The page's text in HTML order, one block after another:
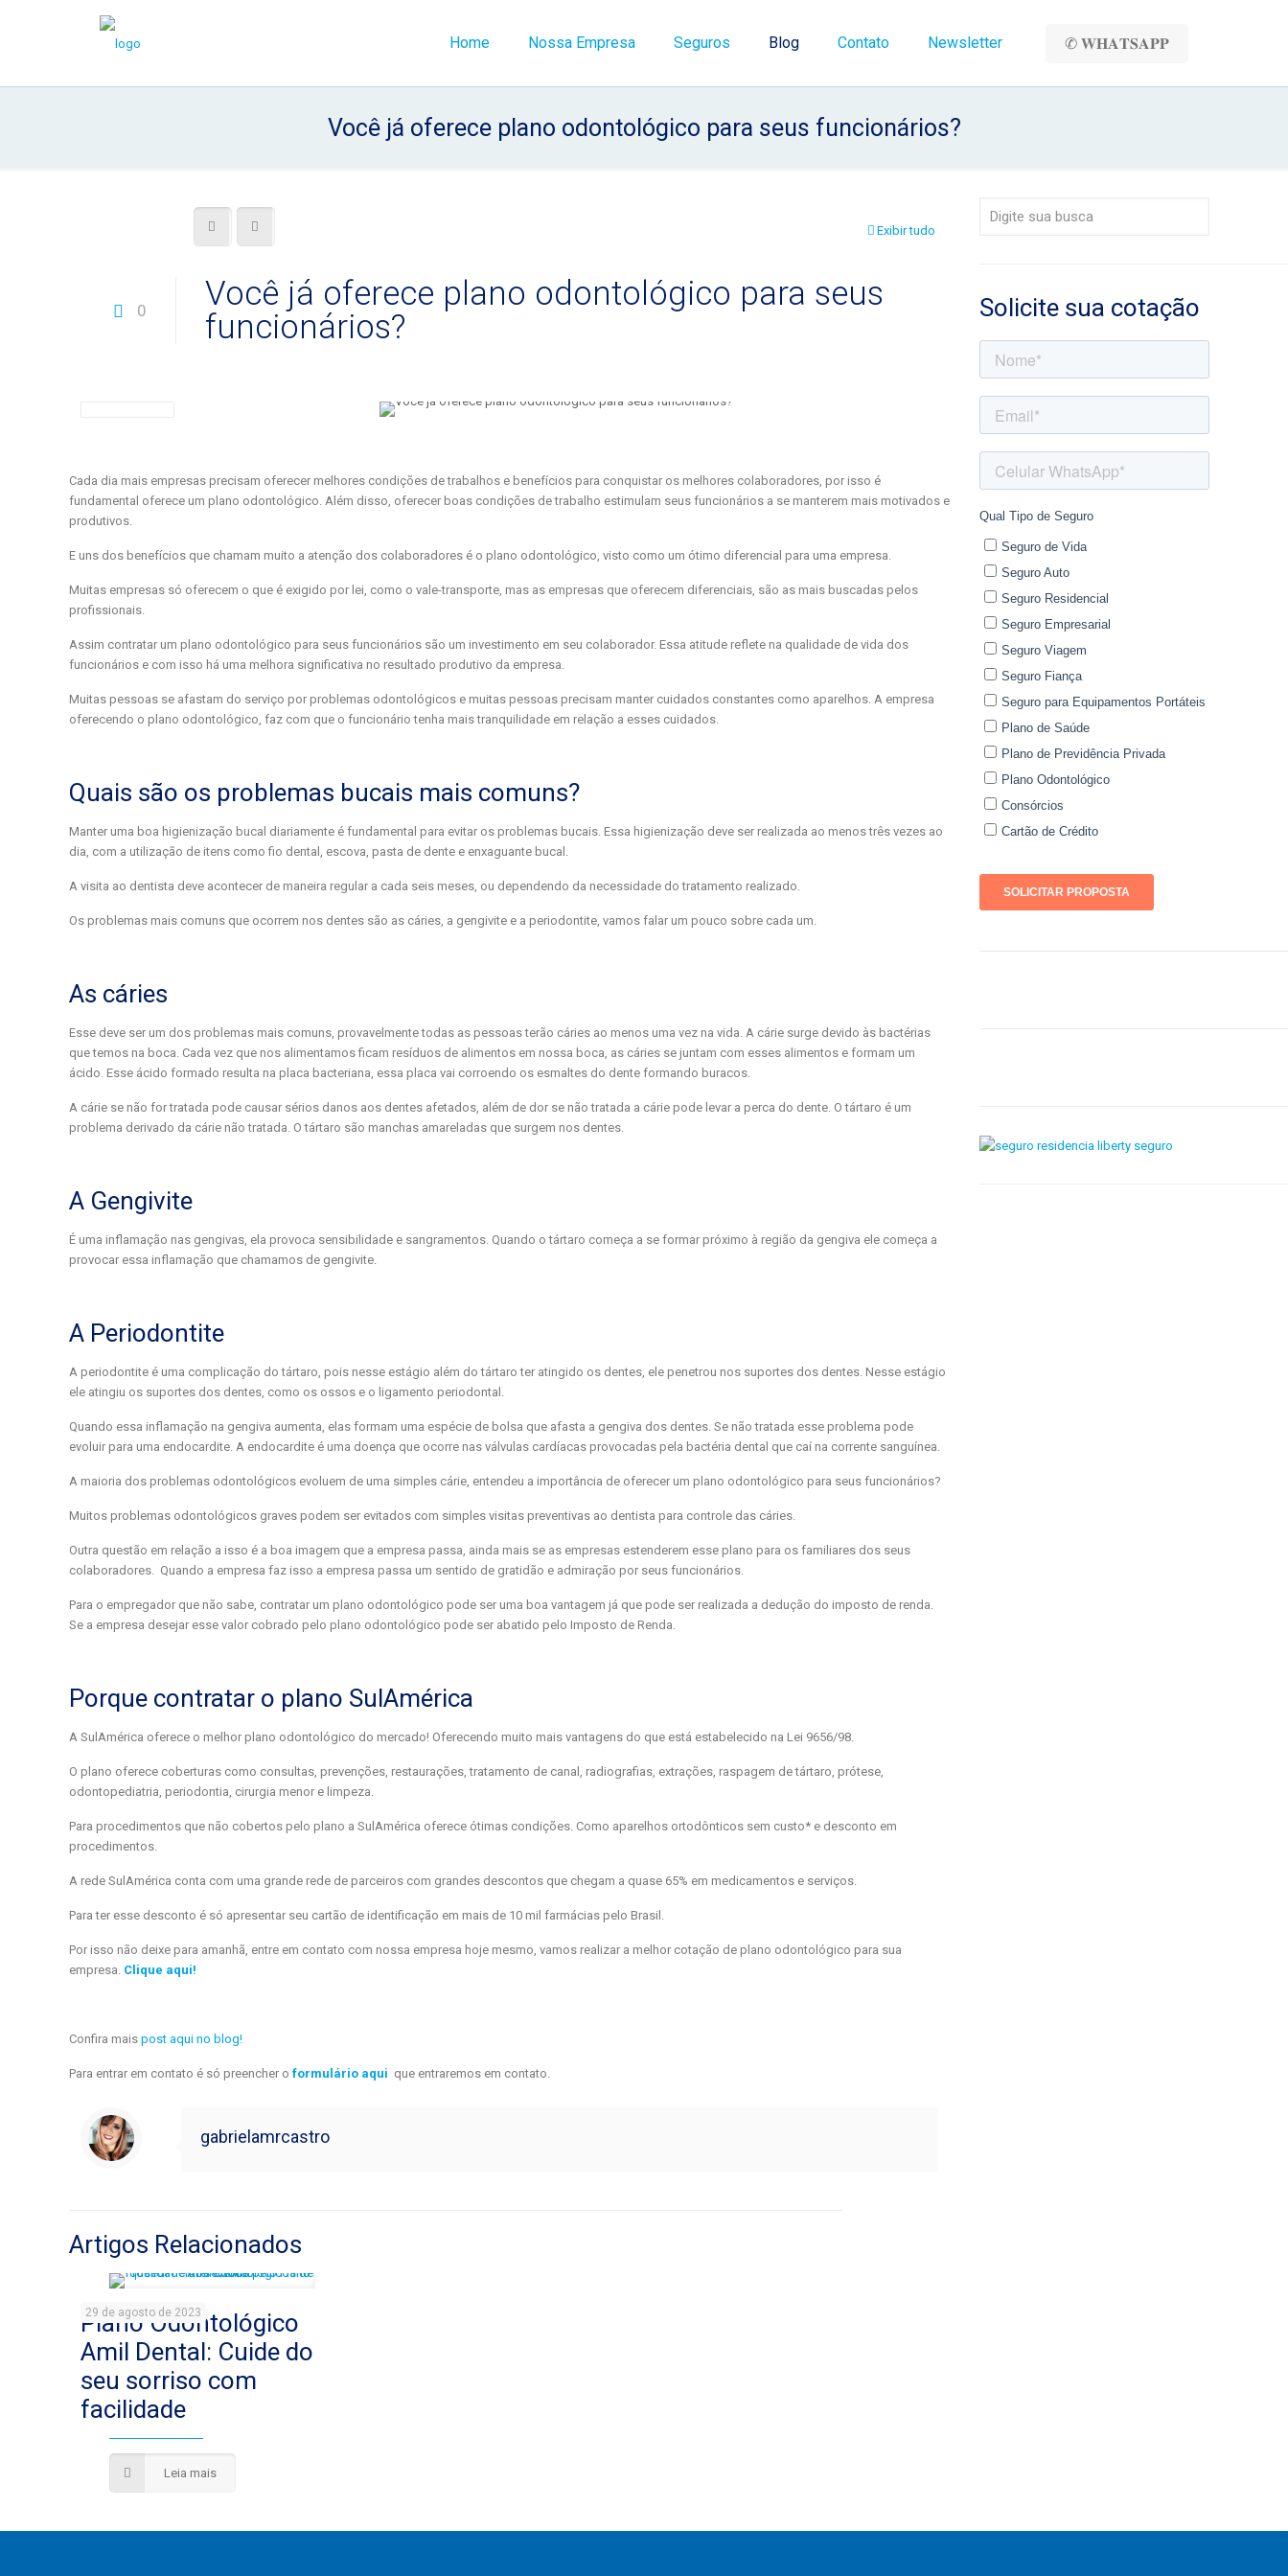
Home Nossa Empresa Seguros Blog Contato Newsletter ✆ 𝐖𝐇𝐀𝐓𝐒𝐀𝐏𝐏
Você já oferece plano odontológico para seus funcionários?
Exibir tudo
0
Você já oferece plano odontológico para seus
funcionários?
Cada dia mais empresas precisam oferecer melhores condições de trabalhos e benefícios para conquistar os melhores colaboradores, por isso é
fundamental oferece um plano odontológico. Além disso, oferecer boas condições de trabalho estimulam seus funcionários a se manterem mais motivados e
produtivos.
E uns dos benefícios que chamam muito a atenção dos colaboradores é o plano odontológico, visto como um ótimo diferencial para uma empresa.
Muitas empresas só oferecem o que é exigido por lei, como o vale-transporte, mas as empresas que oferecem diferenciais, são as mais buscadas pelos
profissionais.
Assim contratar um plano odontológico para seus funcionários são um investimento em seu colaborador. Essa atitude reflete na qualidade de vida dos
funcionários e com isso há uma melhora significativa no resultado produtivo da empresa.
Muitas pessoas se afastam do serviço por problemas odontológicos e muitas pessoas precisam manter cuidados constantes como aparelhos. A empresa
oferecendo o plano odontológico, faz com que o funcionário tenha mais tranquilidade em relação a esses cuidados.
Quais são os problemas bucais mais comuns?
Manter uma boa higienização bucal diariamente é fundamental para evitar os problemas bucais. Essa higienização deve ser realizada ao menos três vezes ao
dia, com a utilização de itens como fio dental, escova, pasta de dente e enxaguante bucal.
A visita ao dentista deve acontecer de maneira regular a cada seis meses, ou dependendo da necessidade do tratamento realizado.
Os problemas mais comuns que ocorrem nos dentes são as cáries, a gengivite e a periodontite, vamos falar um pouco sobre cada um.
As cáries
Esse deve ser um dos problemas mais comuns, provavelmente todas as pessoas terão cáries ao menos uma vez na vida. A cárie surge devido às bactérias
que temos na boca. Cada vez que nos alimentamos ficam resíduos de alimentos em nossa boca, as cáries se juntam com esses alimentos e formam um
ácido. Esse ácido formado resulta na placa bacteriana, essa placa vai corroendo os esmaltes do dente formando buracos.
A cárie se não for tratada pode causar sérios danos aos dentes afetados, além de dor se não tratada a cárie pode levar a perca do dente. O tártaro é um
problema derivado da cárie não tratada. O tártaro são manchas amareladas que surgem nos dentes.
A Gengivite
É uma inflamação nas gengivas, ela provoca sensibilidade e sangramentos. Quando o tártaro começa a se formar próximo à região da gengiva ele começa a
provocar essa inflamação que chamamos de gengivite.
A Periodontite
A periodontite é uma complicação do tártaro, pois nesse estágio além do tártaro ter atingido os dentes, ele penetrou nos suportes dos dentes. Nesse estágio
ele atingiu os suportes dos dentes, como os ossos e o ligamento periodontal.
Quando essa inflamação na gengiva aumenta, elas formam uma espécie de bolsa que afasta a gengiva dos dentes. Se não tratada esse problema pode
evoluir para uma endocardite. A endocardite é uma doença que ocorre nas válvulas cardíacas provocadas pela bactéria dental que caí na corrente sanguínea.
A maioria dos problemas odontológicos evoluem de uma simples cárie, entendeu a importância de oferecer um plano odontológico para seus funcionários?
Muitos problemas odontológicos graves podem ser evitados com simples visitas preventivas ao dentista para controle das cáries.
Outra questão em relação a isso é a boa imagem que a empresa passa, ainda mais se as empresas estenderem esse plano para os familiares dos seus
colaboradores. Quando a empresa faz isso a empresa passa um sentido de gratidão e admiração por seus funcionários.
Para o empregador que não sabe, contratar um plano odontológico pode ser uma boa vantagem já que pode ser realizada a dedução do imposto de renda.
Se a empresa desejar esse valor cobrado pelo plano odontológico pode ser abatido pelo Imposto de Renda.
Porque contratar o plano SulAmérica
A SulAmérica oferece o melhor plano odontológico do mercado! Oferecendo muito mais vantagens do que está estabelecido na Lei 9656/98.
O plano oferece coberturas como consultas, prevenções, restaurações, tratamento de canal, radiografias, extrações, raspagem de tártaro, prótese,
odontopediatria, periodontia, cirurgia menor e limpeza.
Para procedimentos que não cobertos pelo plano a SulAmérica oferece ótimas condições. Como aparelhos ortodônticos sem custo* e desconto em
procedimentos.
A rede SulAmérica conta com uma grande rede de parceiros com grandes descontos que chegam a quase 65% em medicamentos e serviços.
Para ter esse desconto é só apresentar seu cartão de identificação em mais de 10 mil farmácias pelo Brasil.
Por isso não deixe para amanhã, entre em contato com nossa empresa hoje mesmo, vamos realizar a melhor cotação de plano odontológico para sua
empresa. Clique aqui!
Confira mais post aqui no blog!
Para entrar em contato é só preencher o formulário aqui que entraremos em contato.
gabrielamrcastro
Artigos Relacionados
29 de agosto de 2023
Plano Odontológico
Amil Dental: Cuide do
seu sorriso com
facilidade
Leia mais
Solicite sua cotação